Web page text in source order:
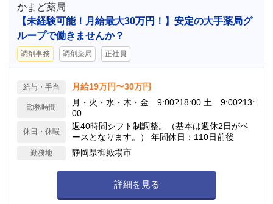
かまど薬局
【未経験可能！月給最大30万円！】安定の大手薬局グ
ループで働きませんか？
調剤事務 調剤薬局 正社員
給与・手当 月給19万円〜30万円
勤務時間
月・火・水・木・金 9:00?18:00 土 9:00?13:
00
休日・休暇
週40時間シフト制調整。（基本は週休2日がベ
ースとなります。） 年間休日：110日前後
勤務地 静岡県御殿場市
詳細を見る